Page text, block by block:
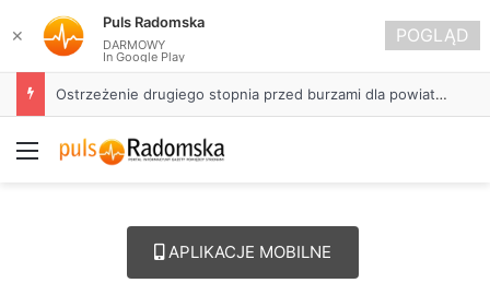
Ostrzeżenie drugiego stopnia przed burzami dla powiatu radomszczańskiego
Menu
APLIKACJE MOBILNE
✕
Puls Radomska
DARMOWY
In Google Play
POGLĄD